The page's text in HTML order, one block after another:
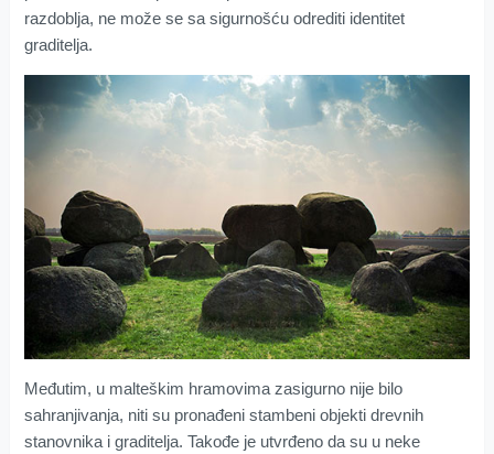
razdoblja, ne može se sa sigurnošću odrediti identitet
graditelja.
Međutim, u malteškim hramovima zasigurno nije bilo
sahranjivanja, niti su pronađeni stambeni objekti drevnih
stanovnika i graditelja. Takođe je utvrđeno da su u neke